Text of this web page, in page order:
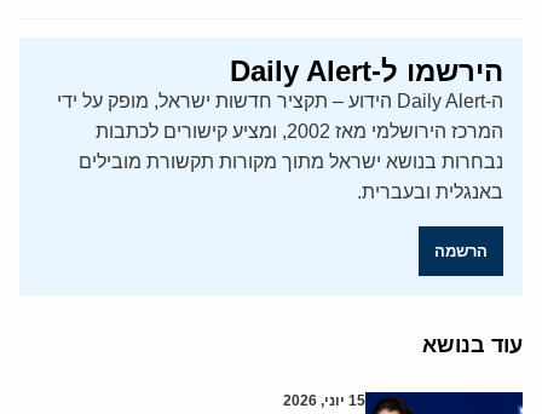
הירשמו ל-Daily Alert
ה-Daily Alert הידוע – תקציר חדשות ישראל, מופק על ידי
המרכז הירושלמי מאז 2002, ומציע קישורים לכתבות
נבחרות בנושא ישראל מתוך מקורות תקשורת מובילים
באנגלית ובעברית.
הרשמה
עוד בנושא
15 יוני, 2026